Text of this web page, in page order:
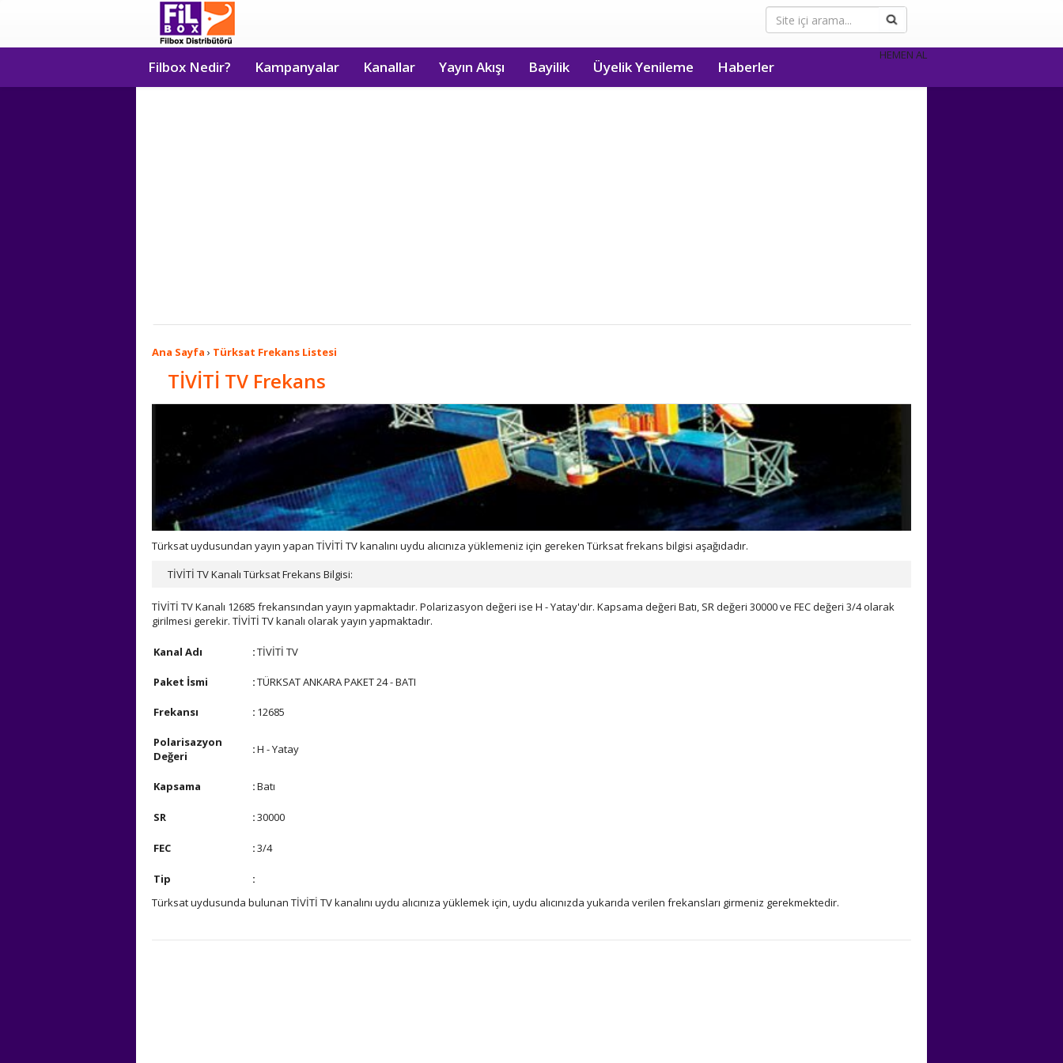
Filbox Nedir? Kampanyalar Kanallar Yayın Akışı Bayilik Üyelik Yenileme Haberler
HEMEN AL
Ana Sayfa › Türksat Frekans Listesi
TİVİTİ TV Frekans
Türksat uydusundan yayın yapan TİVİTİ TV kanalını uydu alıcınıza yüklemeniz için gereken Türksat frekans bilgisi aşağıdadır.
TİVİTİ TV Kanalı Türksat Frekans Bilgisi:
TİVİTİ TV Kanalı 12685 frekansından yayın yapmaktadır. Polarizasyon değeri ise H - Yatay'dır. Kapsama değeri Batı, SR değeri 30000 ve FEC değeri 3/4 olarak
girilmesi gerekir. TİVİTİ TV kanalı olarak yayın yapmaktadır.
Kanal Adı :TİVİTİ TV
Paket İsmi :TÜRKSAT ANKARA PAKET 24 - BATI
Frekansı : 12685
Polarisazyon
Değeri
:H - Yatay
Kapsama :Batı
SR :30000
FEC :3/4
Tip
:
Türksat uydusunda bulunan TİVİTİ TV kanalını uydu alıcınıza yüklemek için, uydu alıcınızda yukarıda verilen frekansları girmeniz gerekmektedir.